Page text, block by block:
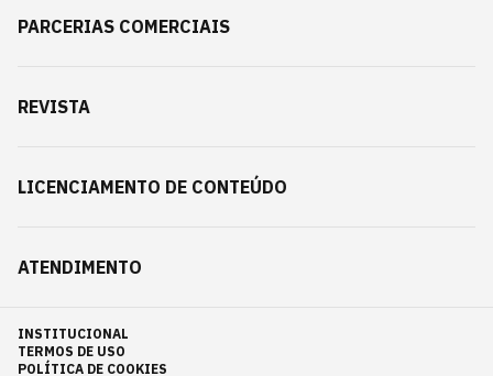
PARCERIAS COMERCIAIS
REVISTA
LICENCIAMENTO DE CONTEÚDO
ATENDIMENTO
INSTITUCIONAL
TERMOS DE USO
POLÍTICA DE COOKIES